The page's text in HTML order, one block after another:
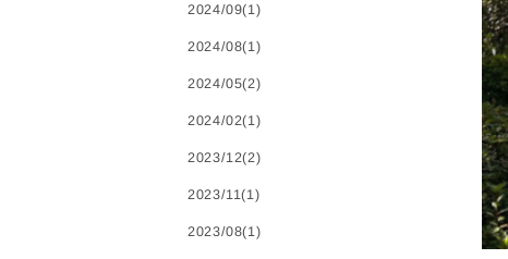
2024/09(1)
2024/08(1)
2024/05(2)
2024/02(1)
2023/12(2)
2023/11(1)
2023/08(1)